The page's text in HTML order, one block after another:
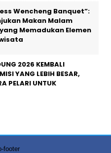
Wencheng Banquet”:
Makan Malam
Memadukan Elemen
2026 KEMBALI
YANG LEBIH BESAR,
PELARI UNTUK